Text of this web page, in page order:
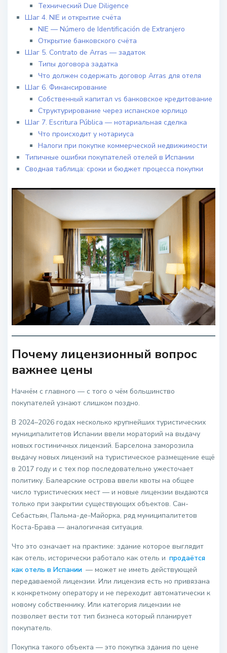
Технический Due Diligence
Шаг 4. NIE и открытие счёта
NIE — Número de Identificación de Extranjero
Открытие банковского счёта
Шаг 5. Contrato de Arras — задаток
Типы договора задатка
Что должен содержать договор Arras для отеля
Шаг 6. Финансирование
Собственный капитал vs банковское кредитование
Структурирование через испанское юрлицо
Шаг 7. Escritura Pública — нотариальная сделка
Что происходит у нотариуса
Налоги при покупке коммерческой недвижимости
Типичные ошибки покупателей отелей в Испании
Сводная таблица: сроки и бюджет процесса покупки
Почему лицензионный вопрос
важнее цены
Начнём с главного — с того о чём большинство
покупателей узнают слишком поздно.
В 2024–2026 годах несколько крупнейших туристических
муниципалитетов Испании ввели мораторий на выдачу
новых гостиничных лицензий. Барселона заморозила
выдачу новых лицензий на туристическое размещение ещё
в 2017 году и с тех пор последовательно ужесточает
политику. Балеарские острова ввели квоты на общее
число туристических мест — и новые лицензии выдаются
только при закрытии существующих объектов. Сан-
Себастьян, Пальма-де-Майорка, ряд муниципалитетов
Коста-Брава — аналогичная ситуация.
Что это означает на практике: здание которое выглядит
как отель, исторически работало как отель и продаётся
как отель в Испании — может не иметь действующей
передаваемой лицензии. Или лицензия есть но привязана
к конкретному оператору и не переходит автоматически к
новому собственнику. Или категория лицензии не
позволяет вести тот тип бизнеса который планирует
покупатель.
Покупка такого объекта — это покупка здания по цене